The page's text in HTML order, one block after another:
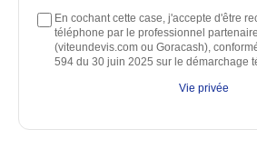
En cochant cette case, j'accepte d'être
téléphone par le professionnel
(viteundevis.com ou Goracash),
594 du 30 juin 2025 sur le démarchage
Vie privée